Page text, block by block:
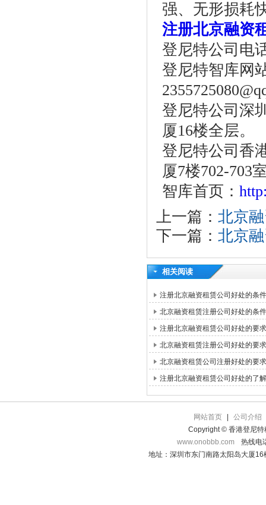
强、无形损耗
注册北京融资
登尼特公司电
登尼特智库网
登尼特公司深
厦16楼全层。
登尼特公司香
厦7楼702-703
智库首页：
上一篇： 北京
下一篇： 北京
相关阅读
注册北京融资租赁公司好处的条件
北京融资租赁注册公司好处的条件
注册北京融资租赁公司好处的要求
北京融资租赁注册公司好处的要求
北京融资租赁公司注册好处的要求
注册北京融资租赁公司好处的了解
网站首页
公司介绍
Copyright © 香港登尼特
www.onobbb.com
热线电
地址：深圳市东门南路太阳岛大厦